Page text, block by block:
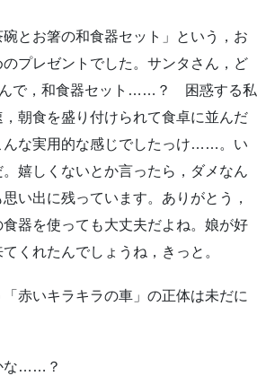
とお箸の和食器セット」という，お
プレゼントでした。サンタさん，ど
で，和食器セット……？ 困惑する私
朝食を盛り付けられて食卓に並んだ
な実用的な感じでしたっけ……。い
嬉しくないとか言ったら，ダメなん
い出に残っています。ありがとう，
器を使っても大丈夫だよね。娘が好
くれたんでしょうね，きっと。
赤いキラキラの車」の正体は未だに
な……？